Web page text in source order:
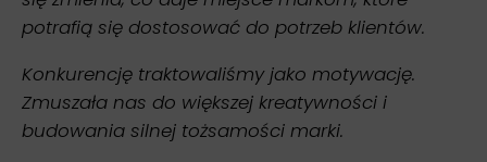
potrafią się dostosować do potrzeb klientów.
Konkurencję traktowaliśmy jako motywację.
Zmuszała nas do większej kreatywności i
budowania silnej tożsamości marki.